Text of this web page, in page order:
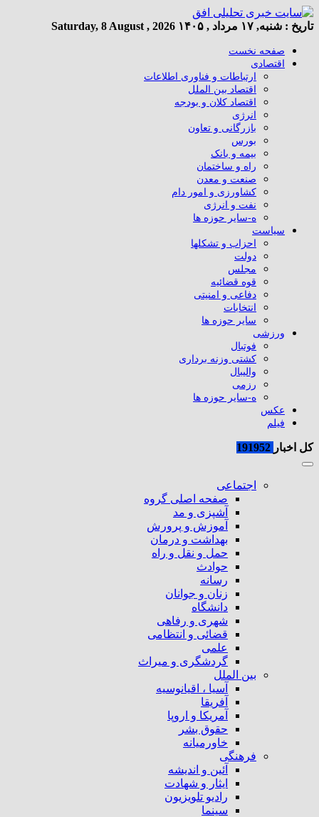
تاریخ : شنبه, ۱۷ مرداد , ۱۴۰۵ Saturday, 8 August , 2026
صفحه نخست
اقتصادی
ارتباطات و فناوری اطلاعات
اقتصاد بین الملل
اقتصاد کلان و بودجه
انرژی
بازرگانی و تعاون
بورس
بیمه و بانک
راه و ساختمان
صنعت و معدن
کشاورزی و امور دام
نفت و انرژی
ه-سایر حوزه ها
سیاست
احزاب و تشکلها
دولت
مجلس
قوه قضائیه
دفاعی و امنیتی
انتخابات
سایر حوزه ها
ورزشی
فوتبال
کشتی وزنه برداری
والیبال
رزمی
ه-سایر حوزه ها
عکس
فیلم
کل اخبار
اجتماعی
صفحه اصلی گروه
آشپزی و مد
آموزش و پرورش
بهداشت و درمان
حمل و نقل و راه
حوادث
رسانه
زنان و جوانان
دانشگاه
شهری و رفاهی
قضائی و انتظامی
علمی
گردشگری و میراث
بین الملل
آسیا ، اقیانوسیه
آفریقا
آمریکا و اروپا
حقوق بشر
خاورمیانه
فرهنگی
آئین و اندیشه
ایثار و شهادت
رادیو تلویزیون
سینما